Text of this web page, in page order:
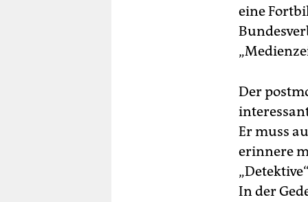
eine
Der
Er muss
erinnere
In der